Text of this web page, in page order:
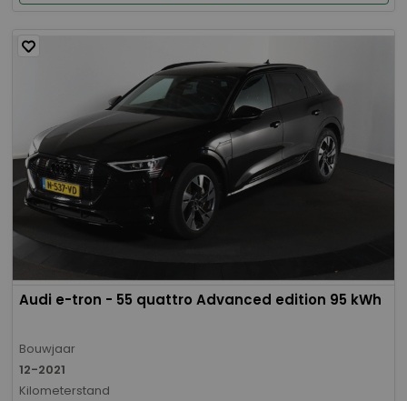
Audi e-tron - 55 quattro Advanced edition 95 kWh
Bouwjaar
12-2021
Kilometerstand